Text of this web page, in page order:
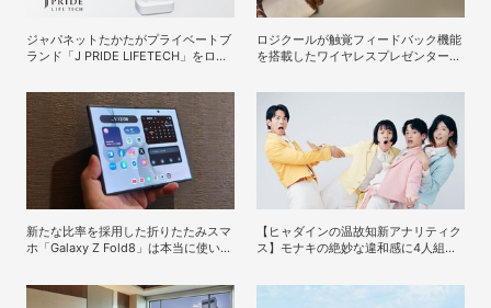
ジャパネットたかたがプライベートブ
ランド「J PRIDE LIFETECH」をロー
ロジクールが触覚フィードバック機能
を搭載したワイヤレスプレゼンター
新たな比率を採用した折りたたみスマ
ホ「Galaxy Z Fold8」は本当に使いや
【ヒャダインの温故知新アナリティク
ス】モナキの絶妙な違和感に4人組男